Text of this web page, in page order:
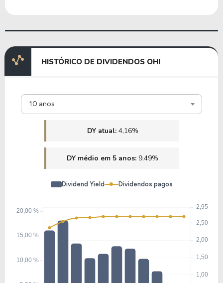
HISTÓRICO DE DIVIDENDOS OHI
10 anos
DY atual: 4,16%
DY médio em 5 anos: 9,49%
Dividend Yield Dividendos pagos